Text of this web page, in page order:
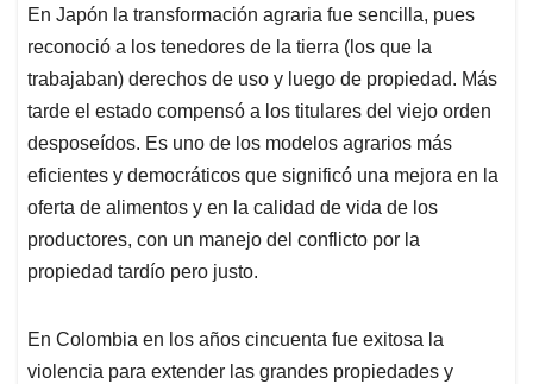
En Japón la transformación agraria fue sencilla, pues
reconoció a los tenedores de la tierra (los que la
trabajaban) derechos de uso y luego de propiedad. Más
tarde el estado compensó a los titulares del viejo orden
desposeídos. Es uno de los modelos agrarios más
eficientes y democráticos que significó una mejora en la
oferta de alimentos y en la calidad de vida de los
productores, con un manejo del conflicto por la
propiedad tardío pero justo.
En Colombia en los años cincuenta fue exitosa la
violencia para extender las grandes propiedades y